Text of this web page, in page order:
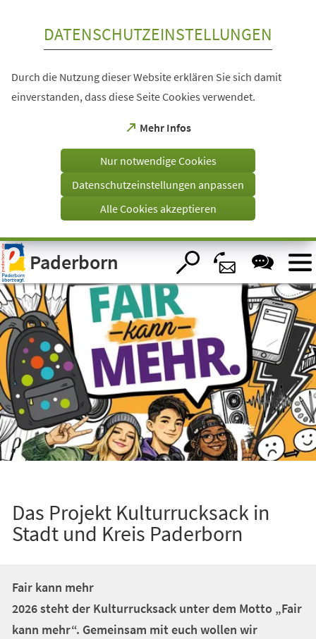
Visuelle
Assistenzsoftware
öffnen.
DATENSCHUTZEINSTELLUNGEN
Durch die Nutzung dieser Website erklären Sie sich damit
einverstanden, dass diese Seite Cookies verwendet.
Mehr Infos
(Öffnet
einem
Tab)
Nur notwendige Cookies
Datenschutzeinstellungen anpassen
Alle Cookies akzeptieren
Paderborn
Das Projekt Kulturrucksack in
Stadt und Kreis Paderborn
Fair kann mehr
2026 steht der Kulturrucksack unter dem Motto „Fair
kann mehr“. Gemeinsam mit euch wollen wir